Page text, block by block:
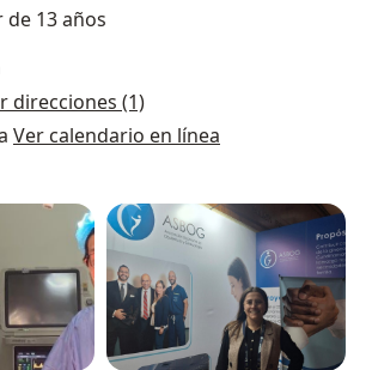
13 años
direcciones (1)
Ver calendario en línea